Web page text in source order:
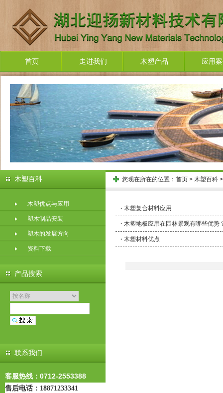
首页 走进我们 木塑产品 应用
木塑百科
木塑优点与应用
塑木制品安装
塑木的发展方向
资料下载
产品搜索
联系我们
客服热线：0712-2553388
售后电话：18871233341
您现在所在的位置： 首页 > 木塑百科
· 木塑复合材料应用
· 木塑地板应用在园林景观有哪些优势
· 木塑材料优点